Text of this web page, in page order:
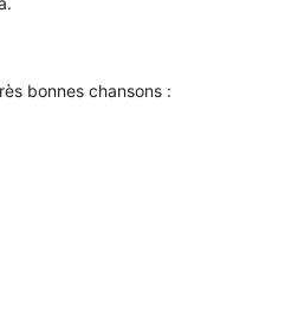
bonnes chansons :